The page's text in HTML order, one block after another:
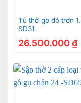
Tủ thờ gõ đỏ trơn
SD31
26.500.000 ₫